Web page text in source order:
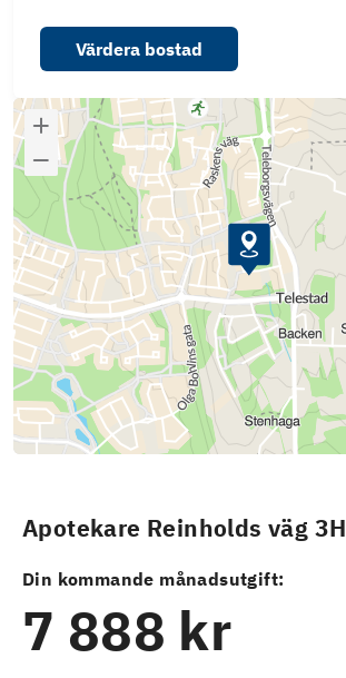
Värdera bostad
Apotekare Reinholds väg 3H
Din kommande månadsutgift:
7 888 kr